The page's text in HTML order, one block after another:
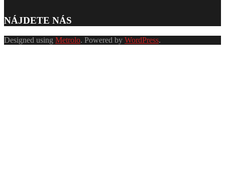
NÁJDETE NÁS
Designed using Metrolo. Powered by WordPress.